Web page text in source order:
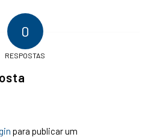
0
RESPOSTAS
para publicar um